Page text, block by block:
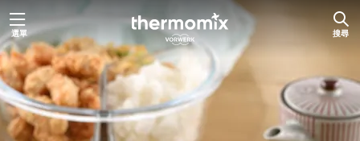
跳
至
主
要
內
容
選單 搜尋